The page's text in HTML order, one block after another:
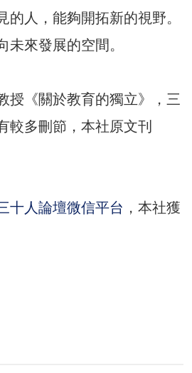
的人，能夠開拓新的視野。
未來發展的空間。
授《關於教育的獨立》，三
較多刪節，本社原文刊
十人論壇微信平台 ，本社獲